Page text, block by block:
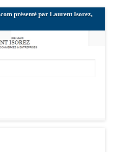
présenté par Laurent Isorez,